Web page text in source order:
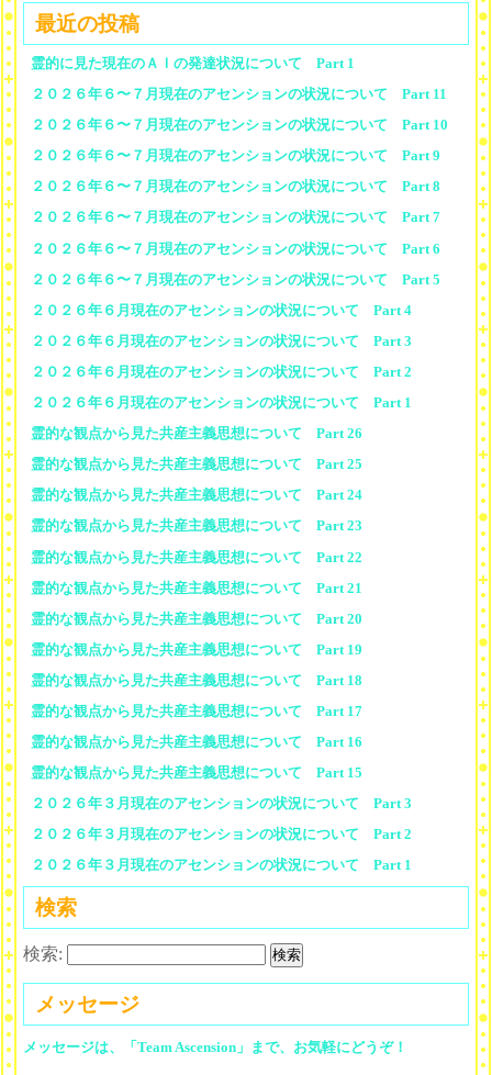
最近の投稿
霊的に見た現在のＡＩの発達状況について Part 1
２０２６年６〜７月現在のアセンションの状況について Part 11
２０２６年６〜７月現在のアセンションの状況について Part 10
２０２６年６〜７月現在のアセンションの状況について Part 9
２０２６年６〜７月現在のアセンションの状況について Part 8
２０２６年６〜７月現在のアセンションの状況について Part 7
２０２６年６〜７月現在のアセンションの状況について Part 6
２０２６年６〜７月現在のアセンションの状況について Part 5
２０２６年６月現在のアセンションの状況について Part 4
２０２６年６月現在のアセンションの状況について Part 3
２０２６年６月現在のアセンションの状況について Part 2
２０２６年６月現在のアセンションの状況について Part 1
霊的な観点から見た共産主義思想について Part 26
霊的な観点から見た共産主義思想について Part 25
霊的な観点から見た共産主義思想について Part 24
霊的な観点から見た共産主義思想について Part 23
霊的な観点から見た共産主義思想について Part 22
霊的な観点から見た共産主義思想について Part 21
霊的な観点から見た共産主義思想について Part 20
霊的な観点から見た共産主義思想について Part 19
霊的な観点から見た共産主義思想について Part 18
霊的な観点から見た共産主義思想について Part 17
霊的な観点から見た共産主義思想について Part 16
霊的な観点から見た共産主義思想について Part 15
２０２６年３月現在のアセンションの状況について Part 3
２０２６年３月現在のアセンションの状況について Part 2
２０２６年３月現在のアセンションの状況について Part 1
検索
検索:
メッセージ
メッセージは、「Team Ascension」まで、お気軽にどうぞ！